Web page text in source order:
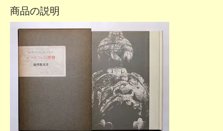
商品の説明